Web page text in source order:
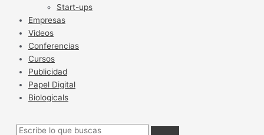
Start-ups
Empresas
Videos
Conferencias
Cursos
Publicidad
Papel Digital
Biologicals